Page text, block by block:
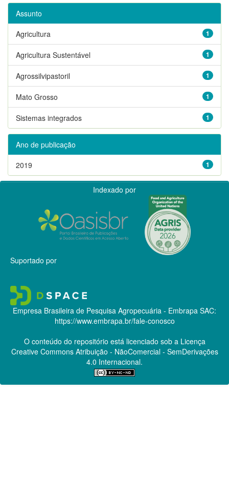
Assunto
1
Agricultura
1
Agricultura Sustentável
1
Agrossilvipastoril
1
Mato Grosso
1
Sistemas integrados
Ano de publicação
1
2019
Indexado por
Suportado por
Empresa Brasileira de Pesquisa Agropecuária - Embrapa SAC:
https://www.embrapa.br/fale-conosco
O conteúdo do repositório está licenciado sob a Licença
Creative CommonsAtribuição - NãoComercial - SemDerivações
4.0 Internacional.